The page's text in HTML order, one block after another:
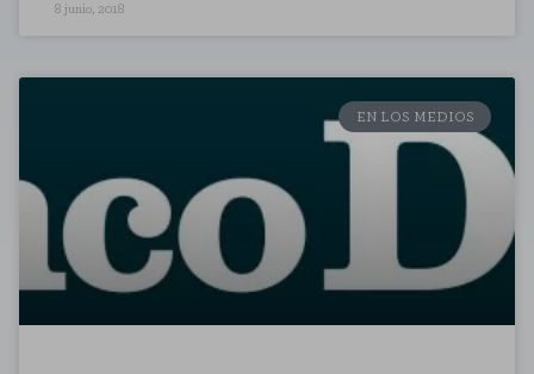
8 junio, 2018
EN LOS MEDIOS
CONFIGURACIÓN DE COOKIES
RECHAZAR TODO
HABILITAR TODO